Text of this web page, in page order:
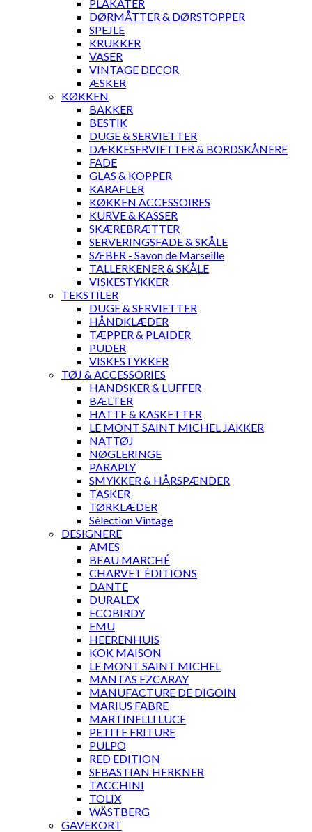
PLAKATER
DØRMÅTTER & DØRSTOPPER
SPEJLE
KRUKKER
VASER
VINTAGE DECOR
ÆSKER
KØKKEN
BAKKER
BESTIK
DUGE & SERVIETTER
DÆKKESERVIETTER & BORDSKÅNERE
FADE
GLAS & KOPPER
KARAFLER
KØKKEN ACCESSOIRES
KURVE & KASSER
SKÆREBRÆTTER
SERVERINGSFADE & SKÅLE
SÆBER - Savon de Marseille
TALLERKENER & SKÅLE
VISKESTYKKER
TEKSTILER
DUGE & SERVIETTER
HÅNDKLÆDER
TÆPPER & PLAIDER
PUDER
VISKESTYKKER
TØJ & ACCESSORIES
HANDSKER & LUFFER
BÆLTER
HATTE & KASKETTER
LE MONT SAINT MICHEL JAKKER
NATTØJ
NØGLERINGE
PARAPLY
SMYKKER & HÅRSPÆNDER
TASKER
TØRKLÆDER
Sélection Vintage
DESIGNERE
AMES
BEAU MARCHÉ
CHARVET ÉDITIONS
DANTE
DURALEX
ECOBIRDY
EMU
HEERENHUIS
KOK MAISON
LE MONT SAINT MICHEL
MANTAS EZCARAY
MANUFACTURE DE DIGOIN
MARIUS FABRE
MARTINELLI LUCE
PETITE FRITURE
PULPO
RED EDITION
SEBASTIAN HERKNER
TACCHINI
TOLIX
WÄSTBERG
GAVEKORT